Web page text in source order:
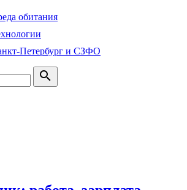
обитания
Петербург и СЗФО
search